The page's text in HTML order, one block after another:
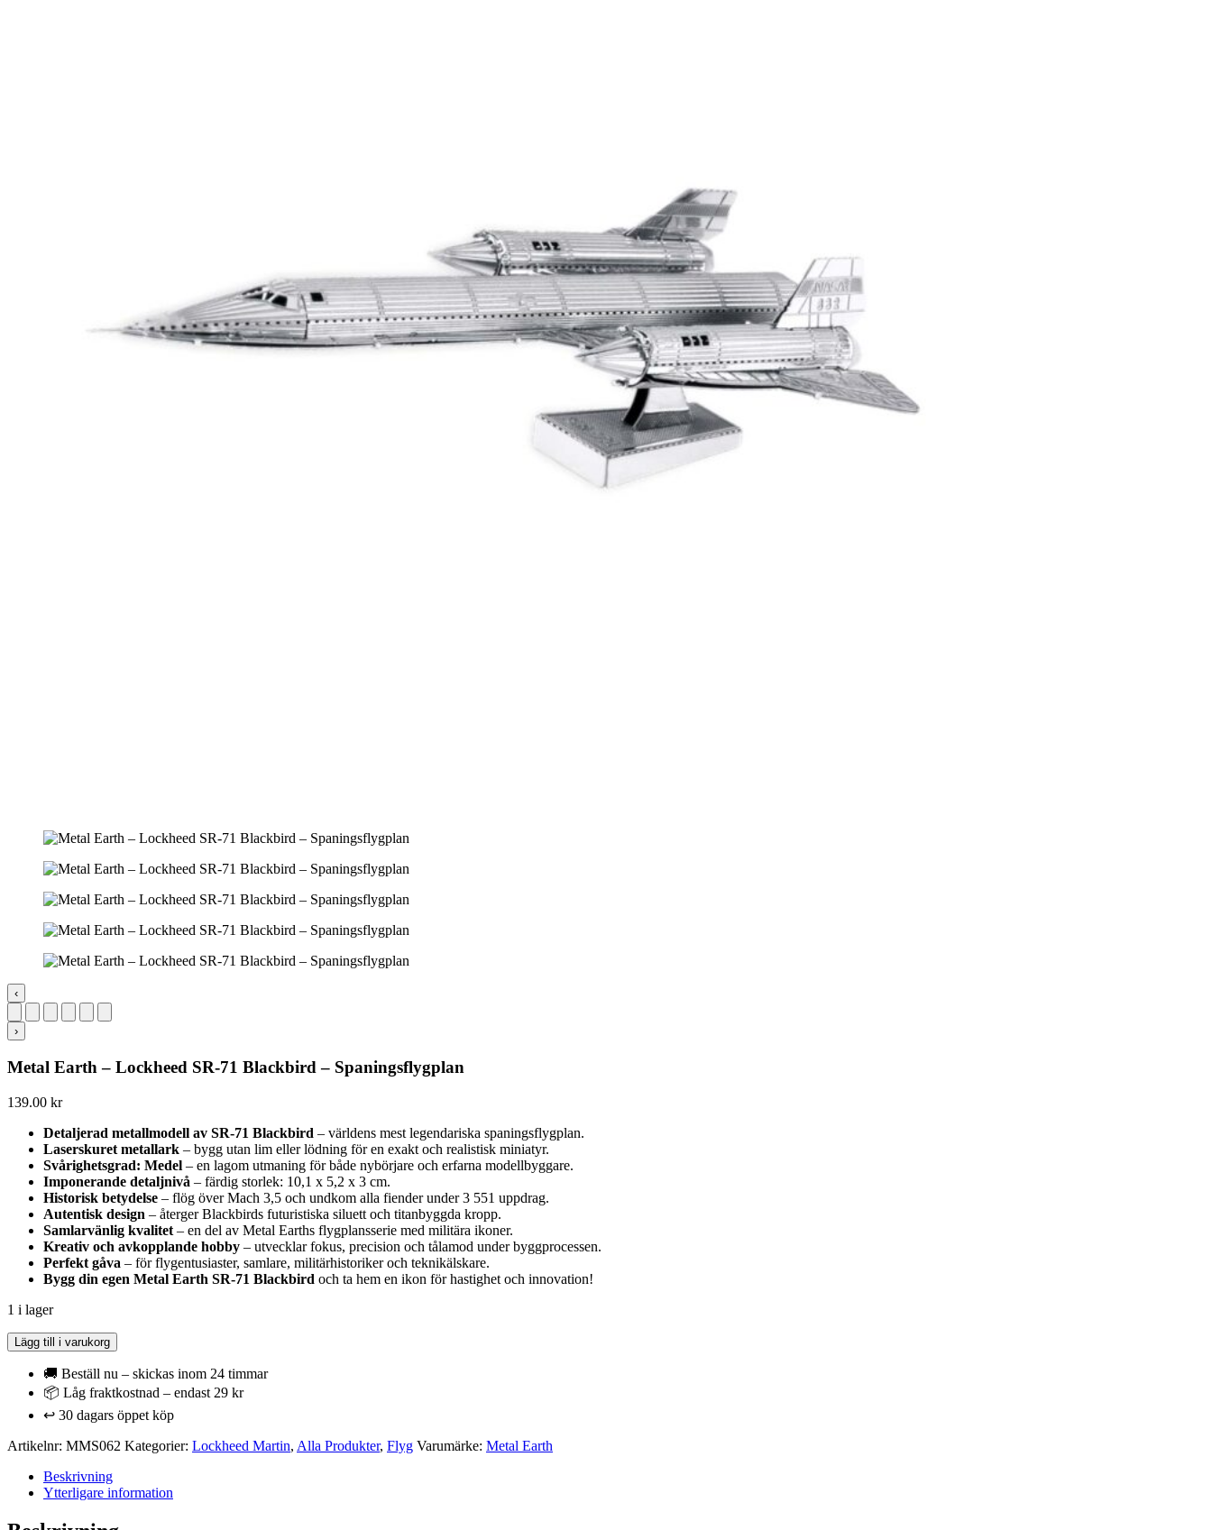
‹
›
Metal Earth – Lockheed SR-71 Blackbird – Spaningsflygplan
139.00 kr
Detaljerad metallmodell av SR-71 Blackbird – världens mest legendariska spaningsflygplan.
Laserskuret metallark – bygg utan lim eller lödning för en exakt och realistisk miniatyr.
Svårighetsgrad: Medel – en lagom utmaning för både nybörjare och erfarna modellbyggare.
Imponerande detaljnivå – färdig storlek: 10,1 x 5,2 x 3 cm.
Historisk betydelse – flög över Mach 3,5 och undkom alla fiender under 3 551 uppdrag.
Autentisk design – återger Blackbirds futuristiska siluett och titanbyggda kropp.
Samlarvänlig kvalitet – en del av Metal Earths flygplansserie med militära ikoner.
Kreativ och avkopplande hobby – utvecklar fokus, precision och tålamod under byggprocessen.
Perfekt gåva – för flygentusiaster, samlare, militärhistoriker och teknikälskare.
Bygg din egen Metal Earth SR-71 Blackbird och ta hem en ikon för hastighet och innovation!
1 i lager
Metal
Earth
Lockheed
-
Spaningsflygplan
mängd
Lägg till i varukorg
🚚 Beställ nu – skickas inom 24 timmar
📦 Låg fraktkostnad – endast 29 kr
↩️ 30 dagars öppet köp
Artikelnr: MMS062 Kategorier: Lockheed Martin, Alla Produkter, Flyg Varumärke: Metal Earth
Beskrivning
Ytterligare information